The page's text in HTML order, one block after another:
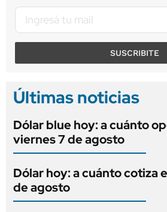
SUSCRIBITE
Últimas noticias
Dólar blue hoy: a cuánto
viernes 7 de agosto
Dólar hoy: a cuánto cotiza
de agosto